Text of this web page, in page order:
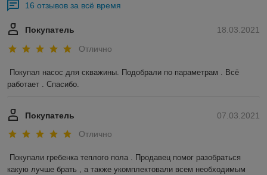
16 отзывов за всё время
18.03.2021
Покупатель
Отлично
Покупал насос для скважины. Подобрали по параметрам . Всё
работает . Спасибо.
07.03.2021
Покупатель
Отлично
Покупали гребенка теплого пола . Продавец помог разобраться
какую лучше брать , а также укомплектовали всем необходимым